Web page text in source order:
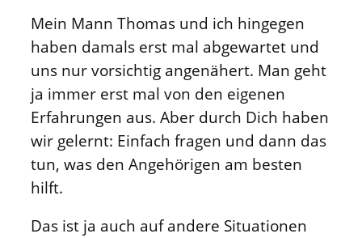
Mein Mann Thomas und ich hingegen
haben damals erst mal abgewartet und
uns nur vorsichtig angenähert. Man geht
ja immer erst mal von den eigenen
Erfahrungen aus. Aber durch Dich haben
wir gelernt: Einfach fragen und dann das
tun, was den Angehörigen am besten
hilft.
Das ist ja auch auf andere Situationen